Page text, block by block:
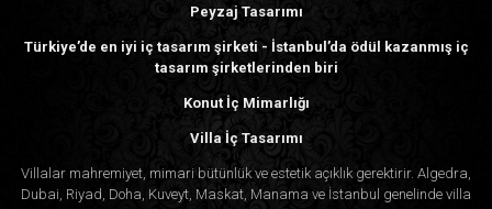
Peyzaj Tasarımı
Türkiye’de en iyi iç tasarım şirketi - İstanbul’da ödül kazanmış iç
tasarım şirketlerinden biri
Konut İç Mimarlığı
Villa İç Tasarımı
Villalar mahremiyet, mimari bütünlük ve estetik açıklık gerektirir. Algedra,
Dubai, Riyad, Doha, Kuveyt, Maskat, Manama ve İstanbul genelinde villa